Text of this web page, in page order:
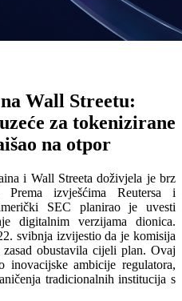
Wall Streetu:
za tokenizirane
na otpor
i Wall Streeta doživjela je brz
izvješćima Reutersa i
SEC planirao je uvesti
digitalnim verzijama dionica.
svibnja izvijestio da je komisija
obustavila cijeli plan. Ovaj
inovacijske ambicije regulatora,
tradicionalnih institucija s